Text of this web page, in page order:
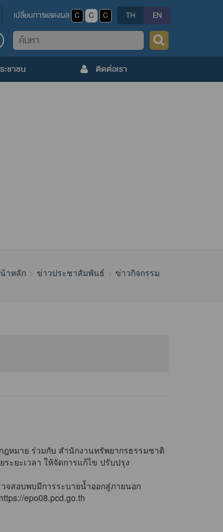
เปลี่ยนการแสดงผล C C C TH EN
ค้นหา
ะชาชน ติดต่อเรา
าหลัก ข่าวประชาสัมพันธ์ ข่าวกิจกรรม
หมาย ร่วมกับ สำนักงานทรัพยากรธรรมชาติ
ยะเวลา ให้จัดการแก้ไข ปรับปรุง
จสอบพบมีการระบายน้ำออกสู่ภายนอก
https://epo08.pcd.go.th